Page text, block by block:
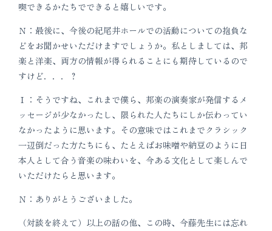
喫できるかたちでできると嬉しいです。
Ｎ：最後に、今後の紀尾井ホールでの活動についての抱負な
どをお聞かせいただけますでしょうか。私としましては、邦
楽と洋楽、両方の情報が得られることにも期待しているので
すけど．．．？
Ｉ：そうですね、これまで僕ら、邦楽の演奏家が発信するメ
ッセージが少なかったし、限られた人たちにしか伝わってい
なかったように思います。その意味ではこれまでクラシック
一辺倒だった方たちにも、たとえばお味噌や納豆のように日
本人として合う音楽の味わいを、今ある文化として楽しんで
いただけたらと思います。
Ｎ：ありがとうございました。
（対談を終えて）以上の話の他、この時、今藤先生には忘れ